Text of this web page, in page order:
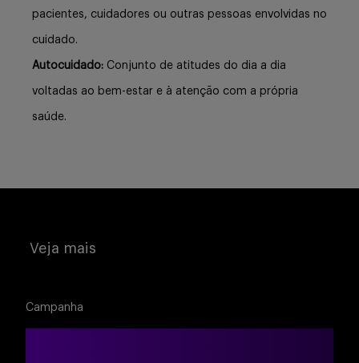
pacientes, cuidadores ou outras pessoas envolvidas no
cuidado.
Autocuidado: Conjunto de atitudes do dia a dia
voltadas ao bem-estar e à atenção com a própria
saúde.
Veja mais
Campanha